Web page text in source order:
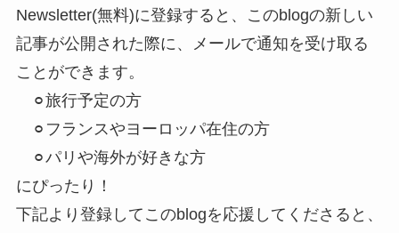
Newsletter(無料)に登録すると、このblogの新しい
記事が公開された際に、メールで通知を受け取る
ことができます。
⚪︎旅行予定の方
⚪︎フランスやヨーロッパ在住の方
⚪︎パリや海外が好きな方
にぴったり！
下記より登録してこのblogを応援してくださると、